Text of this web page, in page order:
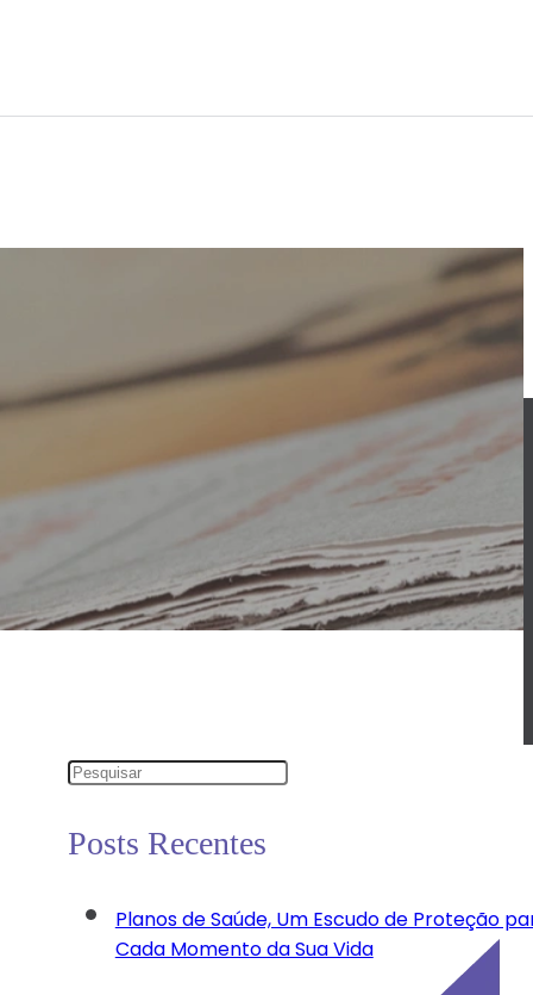
Posts Recentes
Planos de Saúde, Um Escudo de Proteção
Cada Momento da Sua Vida